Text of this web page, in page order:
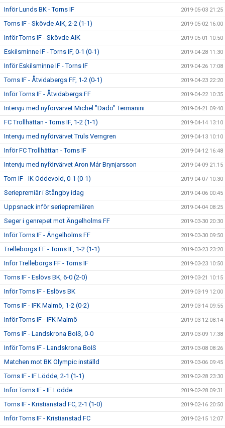
Inför Lunds BK - Torns IF 2019-05-03 21:25
Torns IF - Skövde AIK, 2-2 (1-1) 2019-05-02 16:00
Inför Torns IF - Skövde AIK 2019-05-01 10:50
Eskilsminne IF - Torns IF, 0-1 (0-1) 2019-04-28 11:30
Inför Eskilsminne IF - Torns IF 2019-04-26 17:08
Torns IF - Åtvidabergs FF, 1-2 (0-1) 2019-04-23 22:20
Inför Torns IF - Åtvidabergs FF 2019-04-22 10:35
Intervju med nyförvärvet Michel "Dado" Termanini 2019-04-21 09:40
FC Trollhättan - Torns IF, 1-2 (1-1) 2019-04-14 13:10
Intervju med nyförvärvet Truls Verngren 2019-04-13 10:10
Inför FC Trollhättan - Torns IF 2019-04-12 16:48
Intervju med nyförvärvet Aron Már Brynjarsson 2019-04-09 21:15
Torn IF - IK Oddevold, 0-1 (0-1) 2019-04-07 10:30
Seriepremiär i Stångby idag 2019-04-06 00:45
Uppsnack inför seriepremiären 2019-04-04 08:25
Seger i genrepet mot Ängelholms FF 2019-03-30 20:30
Inför Torns IF - Ängelholms FF 2019-03-30 09:50
Trelleborgs FF - Torns IF, 1-2 (1-1) 2019-03-23 23:20
Inför Trelleborgs FF - Torns IF 2019-03-23 10:50
Torns IF - Eslövs BK, 6-0 (2-0) 2019-03-21 10:15
Inför Torns IF - Eslövs BK 2019-03-19 12:00
Torns IF - IFK Malmö, 1-2 (0-2) 2019-03-14 09:55
Inför Torns IF - IFK Malmö 2019-03-12 08:14
Torns IF - Landskrona BoIS, 0-0 2019-03-09 17:38
Inför Torns IF - Landskrona BoIS 2019-03-08 08:26
Matchen mot BK Olympic inställd 2019-03-06 09:45
Torns IF - IF Lödde, 2-1 (1-1) 2019-02-28 23:30
Inför Torns IF - IF Lödde 2019-02-28 09:31
Torns IF - Kristianstad FC, 2-1 (1-0) 2019-02-16 20:50
Inför Torns IF - Kristianstad FC 2019-02-15 12:07